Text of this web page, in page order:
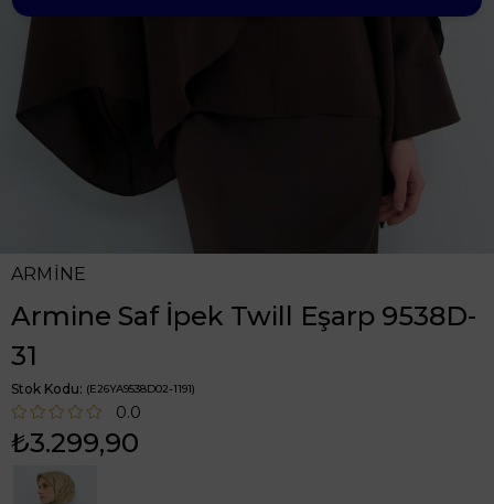
ARMİNE
Armine Saf İpek Twill Eşarp 9538D-
31
Stok Kodu (E26YA9538D02-1191)
0.0
₺3.299,90